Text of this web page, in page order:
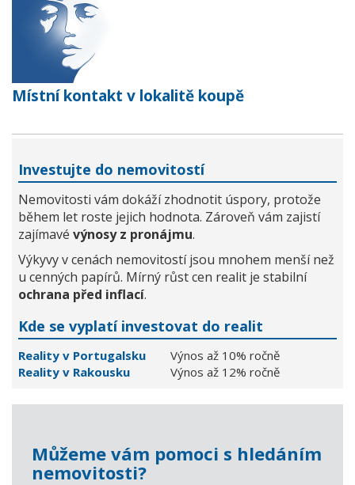
Místní kontakt v lokalitě koupě
Investujte do nemovitostí
Nemovitosti vám dokáží zhodnotit úspory, protože
během let roste jejich hodnota. Zároveň vám zajistí
zajímavé výnosy z pronájmu.
Výkyvy v cenách nemovitostí jsou mnohem menší než
u cenných papírů. Mírný růst cen realit je stabilní
ochrana před inflací.
Kde se vyplatí investovat do realit
Reality v Portugalsku
Výnos až 10% ročně
Reality v Rakousku
Výnos až 12% ročně
Můžeme vám pomoci s hledáním
nemovitosti?